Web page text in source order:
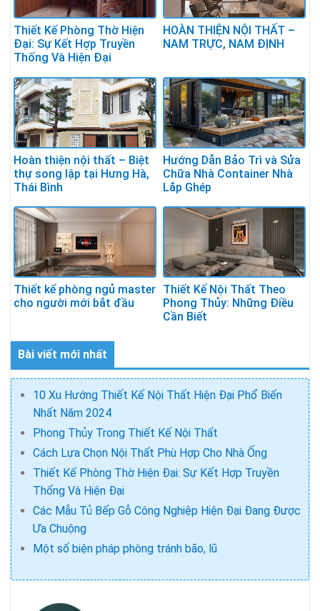
Thiết Kế Phòng Thờ Hiện
Đại: Sự Kết Hợp Truyền
Thống Và Hiện Đại
HOÀN THIỆN NỘI THẤT –
NAM TRỰC, NAM ĐỊNH
Hoàn thiện nội thất – Biệt
thự song lập tại Hưng Hà,
Thái Bình
Hướng Dẫn Bảo Trì và Sửa
Chữa Nhà Container Nhà
Lắp Ghép
Thiết kế phòng ngủ master
cho người mới bắt đầu
Thiết Kế Nội Thất Theo
Phong Thủy: Những Điều
Cần Biết
Bài viết mới nhất
10 Xu Hướng Thiết Kế Nội Thất Hiện Đại Phổ Biến
Nhất Năm 2024
Phong Thủy Trong Thiết Kế Nội Thất
Cách Lựa Chọn Nội Thất Phù Hợp Cho Nhà Ống
Thiết Kế Phòng Thờ Hiện Đại: Sự Kết Hợp Truyền
Thống Và Hiện Đại
Các Mẫu Tủ Bếp Gỗ Công Nghiệp Hiện Đại Đang Được
Ưa Chuộng
Một số biện pháp phòng tránh bão, lũ